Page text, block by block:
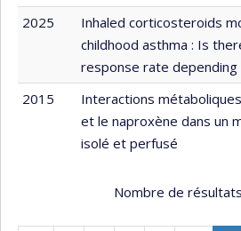
2025
Inhaled corticosteroids
childhood asthma : Is
response rate depending
2015
Interactions
et le naproxène dans un
isolé et perfusé
Nombre de